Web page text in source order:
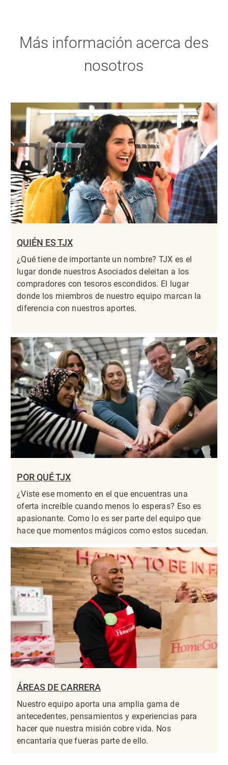
Más información acerca des
nosotros
QUIÉN ES TJX
¿Qué tiene de importante un nombre? TJX es el
lugar donde nuestros Asociados deleitan a los
compradores con tesoros escondidos. El lugar
donde los miembros de nuestro equipo marcan la
diferencia con nuestros aportes.
POR QUÉ TJX
¿Viste ese momento en el que encuentras una
oferta increíble cuando menos lo esperas? Eso es
apasionante. Como lo es ser parte del equipo que
hace que momentos mágicos como estos sucedan.
ÁREAS DE CARRERA
Nuestro equipo aporta una amplia gama de
antecedentes, pensamientos y experiencias para
hacer que nuestra misión cobre vida. Nos
encantaría que fueras parte de ello.